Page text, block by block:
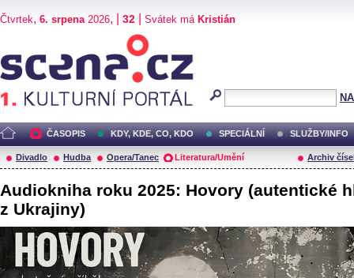
Čtvrtek, 6. srpena2026, | 32 Svátek má Kristián
ČASOPIS KDY, KDE, CO, KDO SPECIÁLNÍ SLUŽBY/INFO
Divadlo Hudba Opera/Tanec Literatura/Umění Archiv
Audiokniha roku 2025: Hovory (autentické
z Ukrajiny)